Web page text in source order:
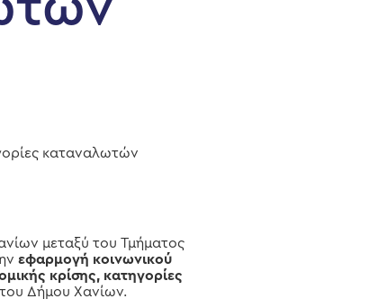
καταναλωτών
μεταξύ του Τμήματος
εφαρμογή κοινωνικού
κρίσης, κατηγορίες
Δήμου Χανίων.